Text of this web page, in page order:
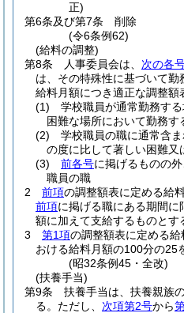
正)
第6条及び第7条
削除
(令6条例62)
(給料の調整)
第8条
人事委員会は、 次の各
は、その特殊性に基づいて勤
給料月額につき適正な調整額
(1)
学校職員が通常勤務す
困難な場所において勤務す
(2)
学校職員の職に通常含
の度に比して著しい困難
(3)
前各号に掲げるものの
職員の職
2
前項の調整額表に定める給
前項に掲げる職にある期間に
額に加えて支給するものとす
3
第1項の調整額表に定める
おける給料月額の100分の25
(昭32条例45・全改)
(扶養手当)
第9条
扶養手当は、扶養親族
る。 ただし、 次項第2号から